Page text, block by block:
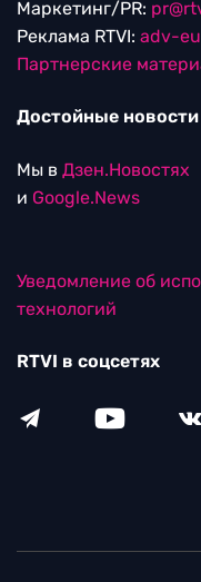
Маркетинг/PR:
Реклама RTVI: adv-
Партнерские
Достойные новости
Мы в Дзен.Новостях
и Google.News
Уведомление об
технологий
RTVI в соцсетях